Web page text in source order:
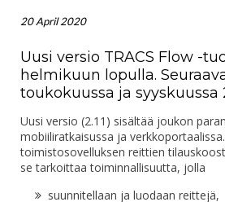
20 April 2020
Uusi versio TRACS Flow -
helmikuun lopulla.
toukokuussa ja syyskuussa
Uusi versio (2.11) sisältää joukon
mobiiliratkaisussa ja
toimistosovelluksen reittien
se tarkoittaa toiminnallisuutta, jolla
suunnitellaan ja luodaan reittejä,